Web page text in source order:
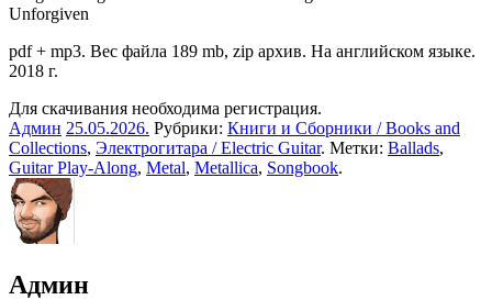
Unforgiven
pdf + mp3. Вес файла 189 mb, zip архив. На английском языке.
2018 г.
Для скачивания необходима регистрация.
Админ 25.05.2026. Рубрики: Книги и Сборники / Books and
Collections, Электрогитара / Electric Guitar. Метки: Ballads,
Guitar Play-Along, Metal, Metallica, Songbook.
Админ